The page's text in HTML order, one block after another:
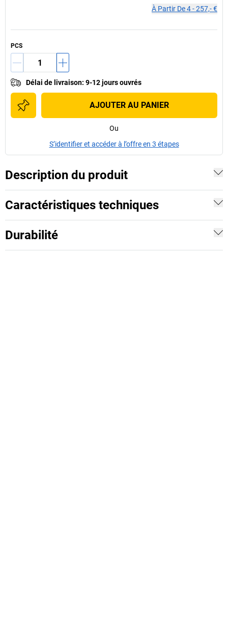
À Partir De4-257,- €
PCS
Délai de livraison: 9-12 jours ouvrés
AJOUTER AU PANIER
Ou
S’identifier et accéder à l’offre en 3 étapes
Description du produit
Caractéristiques techniques
Durabilité